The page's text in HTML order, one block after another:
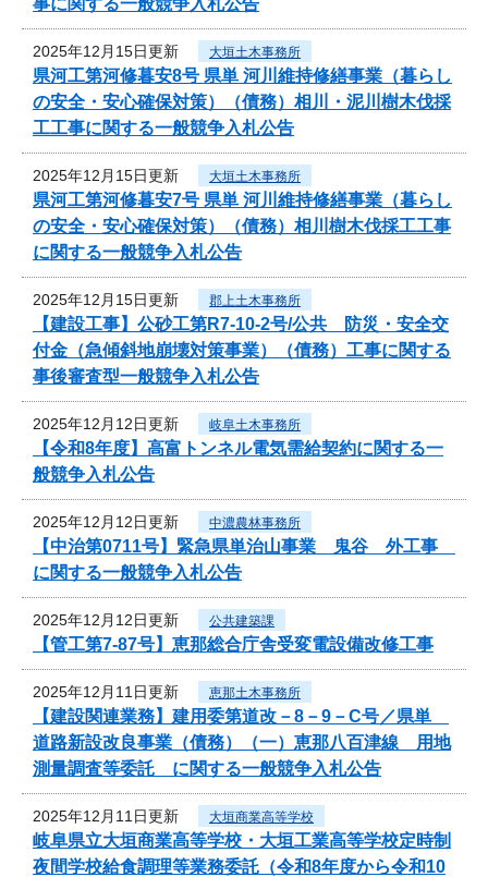
2025年12月15日更新 大垣土木事務所
県河工第河修暮安8号 県単 河川維持修繕事業（暮らし
の安全・安心確保対策）（債務）相川・泥川樹木伐採
工工事に関する一般競争入札公告
2025年12月15日更新 大垣土木事務所
県河工第河修暮安7号 県単 河川維持修繕事業（暮らし
の安全・安心確保対策）（債務）相川樹木伐採工工事
に関する一般競争入札公告
2025年12月15日更新 郡上土木事務所
【建設工事】公砂工第R7-10-2号/公共 防災・安全交
付金（急傾斜地崩壊対策事業）（債務）工事に関する
事後審査型一般競争入札公告
2025年12月12日更新 岐阜土木事務所
【令和8年度】高富トンネル電気需給契約に関する一
般競争入札公告
2025年12月12日更新 中濃農林事務所
【中治第0711号】緊急県単治山事業 鬼谷 外工事
に関する一般競争入札公告
2025年12月12日更新 公共建築課
【管工第7-87号】恵那総合庁舎受変電設備改修工事
2025年12月11日更新 恵那土木事務所
【建設関連業務】建用委第道改－8－9－C号／県単
道路新設改良事業（債務）（一）恵那八百津線 用地
測量調査等委託 に関する一般競争入札公告
2025年12月11日更新 大垣商業高等学校
岐阜県立大垣商業高等学校・大垣工業高等学校定時制
夜間学校給食調理等業務委託（令和8年度から令和10